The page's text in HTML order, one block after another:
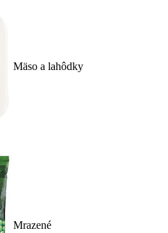
Mäso a lahôdky
Mrazené